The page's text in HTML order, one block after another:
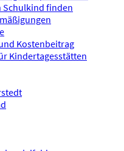
Schulkind finden
Kostenbeitrag
Kindertagesstätten